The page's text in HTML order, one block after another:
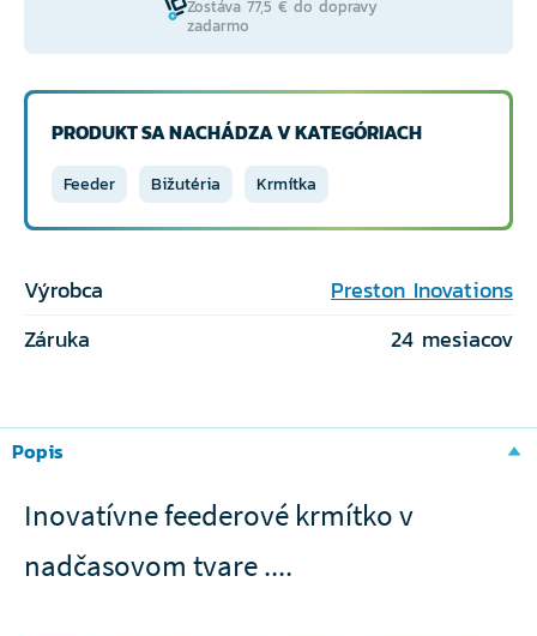
Zostáva 77,5 € do dopravy
zadarmo
PRODUKT SA NACHÁDZA V KATEGÓRIACH
Feeder Bižutéria Krmítka
Výrobca
Preston Inovations
Záruka
24 mesiacov
Popis
Inovatívne feederové krmítko v
nadčasovom tvare ....